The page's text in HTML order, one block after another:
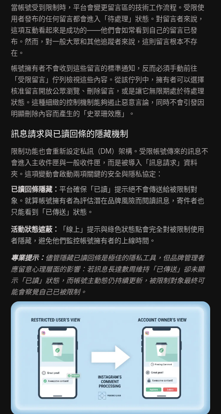
當帳號受到限制時，平台會變更留言區的技術工作流程。受限使
用者發布的任何留言都會進入「待處理」狀態。對留言者來說，
這項互動看起來是成功的——他們會如常看到自己的留言已發
布。然而，對一般大眾和其他追蹤者來說，這則留言根本不存
在。
帳號擁有者不會收到這些留言的標準通知，反而必須手動前往
「受限留言」佇列檢視這些內容。從該佇列中，擁有者可以選擇
核准留言開放公眾瀏覽、刪除留言，或是讓它無限期處於待處理
狀態。這種細緻的控制機制能夠遏止惡意言論，同時不會引發因
明顯刪除內容而產生的「史翠珊效應」。
訊息請求與已讀回條的隱藏機制
限制功能也會重新設定私訊（DM）架構。受限帳號傳來的訊息不
會進入主收件匣與一般收件匣，而是被導入「訊息請求」資料
夾。這項變動會啟動兩項關鍵的安全與隱私協定：
已讀回條隱藏：平台確保「已讀」提示絕不會傳送給被限制對
象。就算帳號擁有者為評估潛在品牌風險而閱讀訊息，寄件者也
只能看到「已傳送」狀態。
活動狀態遮蔽：
「線上」提示與綠色狀態點會完全對被限制使用
者隱藏，避免他們監控帳號擁有者的上線時間。
專業提示： 儘管隱藏已讀回條是極佳的隱私工具，但品牌管理者
應留意心理層面的影響：若訊息長達數周維持「已傳送」卻未顯
示「已讀」狀態，而帳號主動態仍持續更新，被限制對象最終可
能會察覺自己已被限制。